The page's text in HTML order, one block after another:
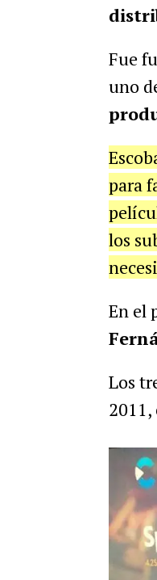
Fue
uno
para
los
En el
Los
2011,